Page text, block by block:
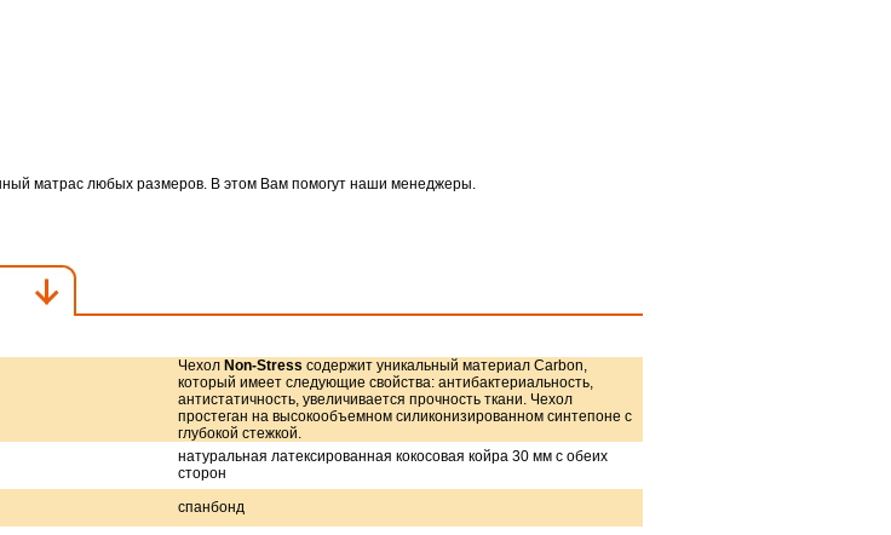
матрас любых размеров. В этом Вам помогут наши менеджеры.
Чехол Non-Stress содержит уникальный материал Carbon,
который имеет следующие свойства: антибактериальность,
антистатичность, увеличивается прочность ткани. Чехол
простеган на высокообъемном силиконизированном синтепоне с
глубокой стежкой.
натуральная латексированная кокосовая койра 30 мм с обеих
сторон
спанбонд